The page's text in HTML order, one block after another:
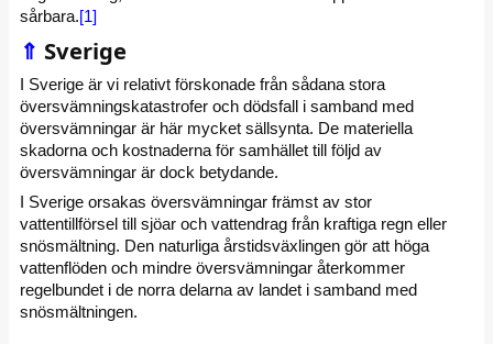
sårbara.[1]
⇑ Sverige
I Sverige är vi relativt förskonade från sådana stora
översvämningskatastrofer och dödsfall i samband med
översvämningar är här mycket sällsynta. De materiella
skadorna och kostnaderna för samhället till följd av
översvämningar är dock betydande.
I Sverige orsakas översvämningar främst av stor
vattentillförsel till sjöar och vattendrag från kraftiga regn eller
snösmältning. Den naturliga årstidsväxlingen gör att höga
vattenflöden och mindre översvämningar återkommer
regelbundet i de norra delarna av landet i samband med
snösmältningen.